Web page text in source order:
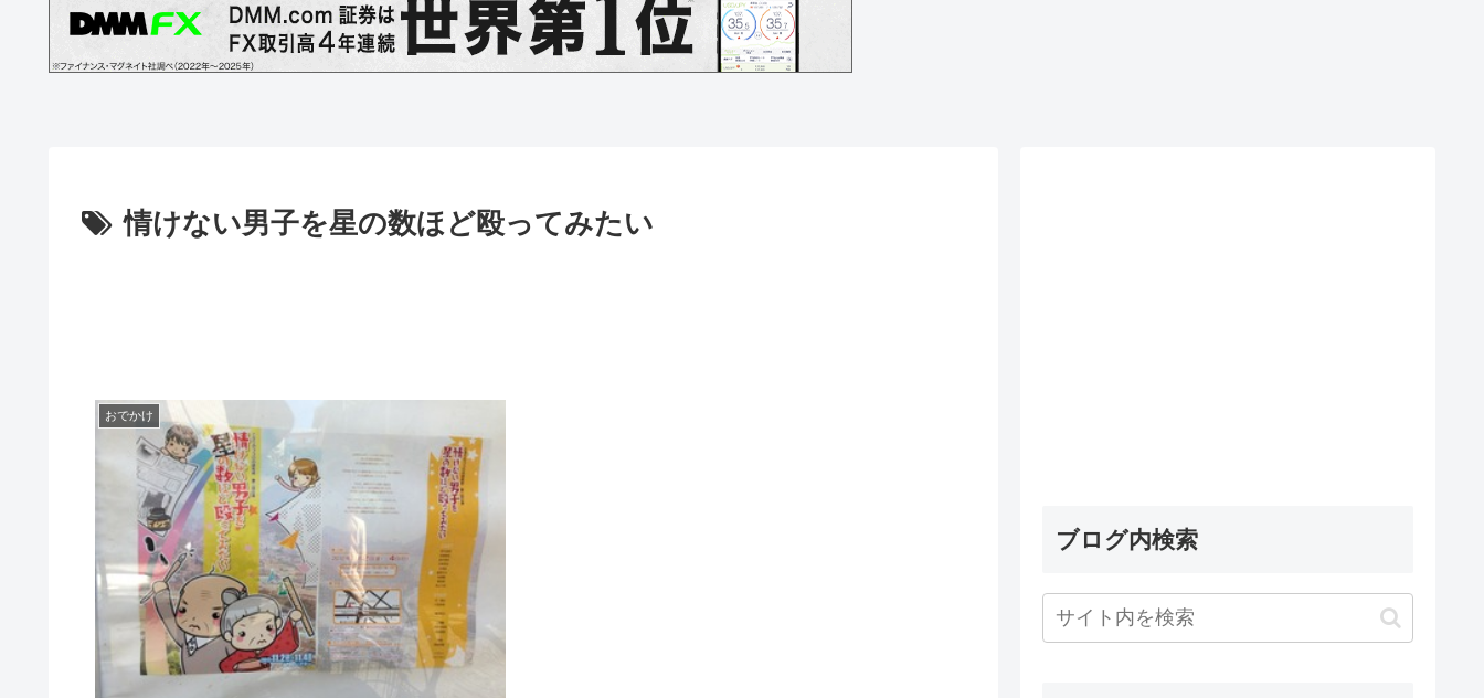
情けない男子を星の数ほど殴ってみたい
おでかけ
ブログ内検索